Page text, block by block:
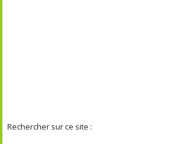
Rechercher sur ce site :